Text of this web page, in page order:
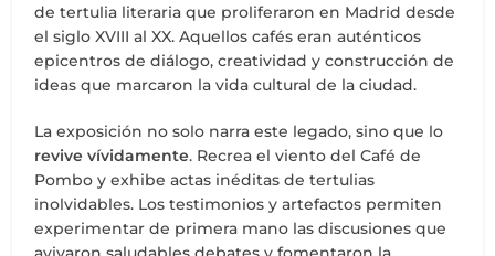
de tertulia literaria que proliferaron en Madrid desde
el siglo XVIII al XX. Aquellos cafés eran auténticos
epicentros de diálogo, creatividad y construcción de
ideas que marcaron la vida cultural de la ciudad.
La exposición no solo narra este legado, sino que lo
revive vívidamente. Recrea el viento del Café de
Pombo y exhibe actas inéditas de tertulias
inolvidables. Los testimonios y artefactos permiten
experimentar de primera mano las discusiones que